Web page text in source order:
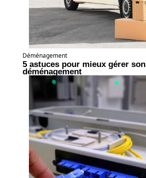
Déménagement
5 astuces pour mieux gérer son
déménagement